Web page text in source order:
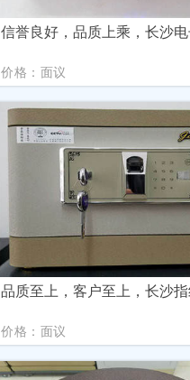
信誉良好，品质上乘，长沙
价格：面议
品质至上，客户至上，长沙
价格：面议